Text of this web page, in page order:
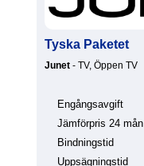
Tyska Paketet
Junet - TV, Öppen TV
Engångsavgift
Jämförpris 24 mån
Bindningstid
Uppsägningstid